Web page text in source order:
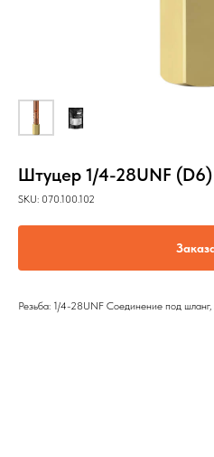
Штуцер 1/4-28UNF
SKU: 070.100.102
Резьба: 1/4-28UNF Соединение под